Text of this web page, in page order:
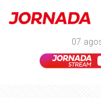
07